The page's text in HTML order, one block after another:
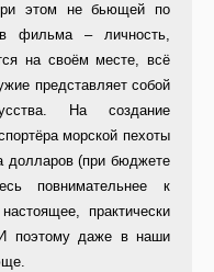
этом не бьющей по
фильма – личность,
на своём месте, всё
представляет собой
На создание
морской пехоты
долларов (при бюджете
повнимательнее к
практически
И поэтому даже в наши